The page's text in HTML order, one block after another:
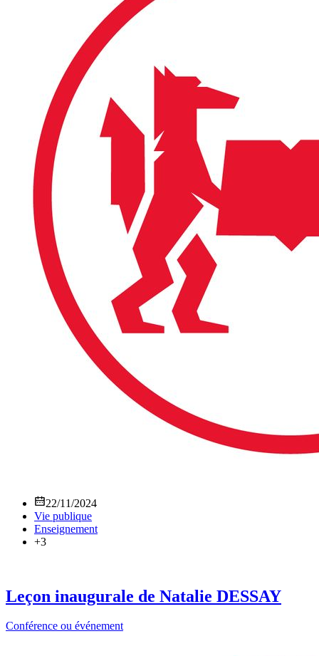
22/11/2024
Vie publique
Enseignement
+3
Leçon inaugurale de Natalie DESSAY
Conférence ou événement